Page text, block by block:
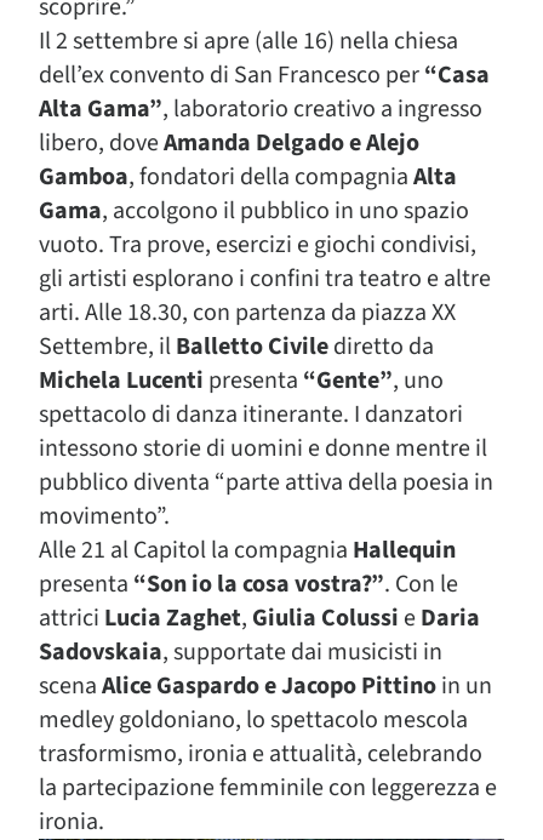
scoprire.”
Il 2 settembre si apre (alle 16) nella chiesa
dell’ex convento di San Francesco per“Casa
Alta Gama”, laboratorio creativo a ingresso
libero, doveAmanda Delgado e Alejo
Gamboa, fondatori della compagniaAlta
Gama, accolgono il pubblico in uno spazio
vuoto. Tra prove, esercizi e giochi condivisi,
gli artisti esplorano i confini tra teatro e altre
arti. Alle 18.30, con partenza da piazza XX
Settembre, ilBalletto Civilediretto da
Michela Lucenti presenta “Gente”, uno
spettacolo di danza itinerante. I danzatori
intessono storie di uomini e donne mentre il
pubblico diventa “parte attiva della poesia in
movimento”.
Alle 21 al Capitol la compagnia Hallequin
presenta “Son io la cosa vostra?”. Con le
attrici Lucia Zaghet, Giulia Colussi eDaria
Sadovskaia, supportate dai musicisti in
scenaAlice Gaspardo e Jacopo Pittinoin un
medley goldoniano, lo spettacolo mescola
trasformismo, ironia e attualità, celebrando
la partecipazione femminile con leggerezza e
ironia.